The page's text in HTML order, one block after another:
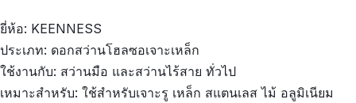
ยี่ห้อ: KEENNESS
ประเภท: ดอกสว่านโฮลซอเจาะเหล็ก
ใช้งานกับ: สว่านมือ และสว่านไร้สาย ทั่วไป
เหมาะสำหรับ: ใช้สำหรับเจาะรู เหล็ก สแตนเลส ไม้ อลูมิเนียม